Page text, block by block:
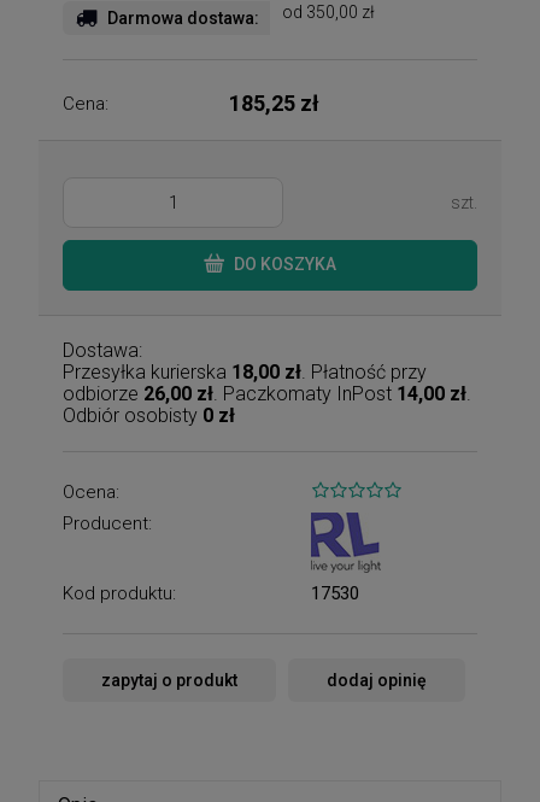
Darmowa dostawa: od 350,00 zł
Cena: 185,25 zł
szt.
DO KOSZYKA
Dostawa:
Przesyłka kurierska 18,00 zł . Płatność przy
odbiorze 26,00 zł . Paczkomaty InPost 14,00 zł
Odbiór osobisty 0 zł
Ocena:
Producent:
Kod produktu: 17530
zapytaj o produkt dodaj opinię